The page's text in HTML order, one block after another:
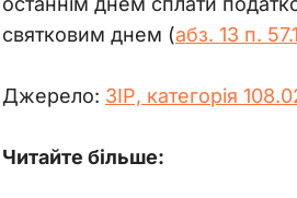
святковим днем (абз. 13 п.
Джерело: ЗІР, категорія
Читайте більше: